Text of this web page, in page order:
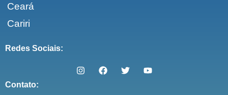
Ceará
Cariri
Redes Sociais:
Contato: